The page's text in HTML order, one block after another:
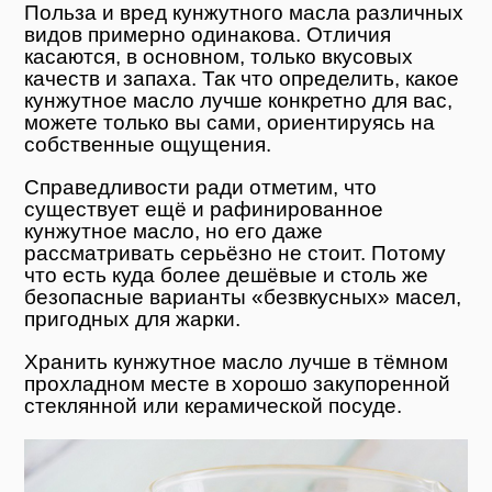
Польза и вред кунжутного масла различных
видов примерно одинакова. Отличия
касаются, в основном, только вкусовых
качеств и запаха. Так что определить, какое
кунжутное масло лучше конкретно для вас,
можете только вы сами, ориентируясь на
собственные ощущения.
Справедливости ради отметим, что
существует ещё и рафинированное
кунжутное масло, но его даже
рассматривать серьёзно не стоит. Потому
что есть куда более дешёвые и столь же
безопасные варианты «безвкусных» масел,
пригодных для жарки.
Хранить кунжутное масло лучше в тёмном
прохладном месте в хорошо закупоренной
стеклянной или керамической посуде.